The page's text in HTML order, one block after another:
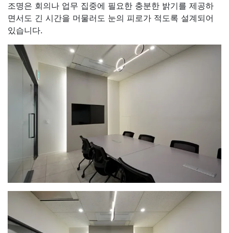
조명은 회의나 업무 집중에 필요한 충분한 밝기를 제공하
면서도 긴 시간을 머물러도 눈의 피로가 적도록 설계되어
있습니다.